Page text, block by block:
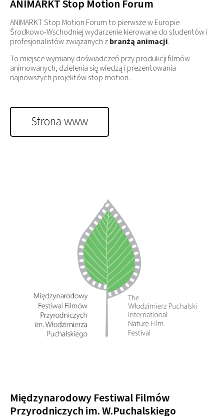
ANIMARKT Stop Motion Forum
ANIMARKT Stop Motion Forum to pierwsze w Europie
Środkowo-Wschodniej wydarzenie kierowane do studentów i
profesjonalistów związanych zbranżą animacji.
To miejsce wymiany doświadczeń przy produkcji filmów
animowanych, dzielenia się wiedzą i prezentowania
najnowszych projektów stop motion.
Strona www
Międzynarodowy Festiwal Filmów
Przyrodniczych im. W.Puchalskiego